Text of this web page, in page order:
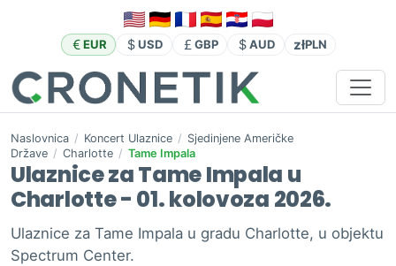
EUR USD GBP AUD złPLN
Naslovnica / Koncert Ulaznice / Sjedinjene Američke
Države / Charlotte / Tame Impala
Ulaznice za Tame Impala u
Charlotte - 01. kolovoza 2026.
Ulaznice za Tame Impala u gradu Charlotte, u objektu
Spectrum Center.